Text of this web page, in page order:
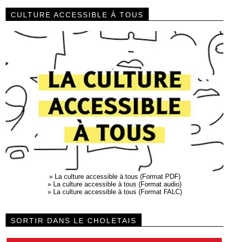
CULTURE ACCESSIBLE À TOUS
» La culture accessible à tous (Format PDF)
» La culture accessible à tous (Format audio)
» La culture accessible à tous (Format FALC)
SORTIR DANS LE CHOLETAIS